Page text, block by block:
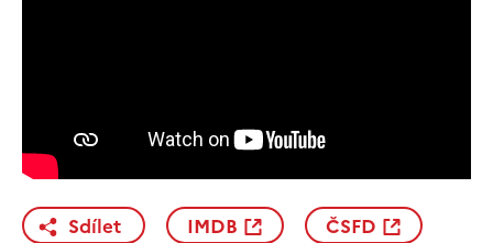
Sdílet IMDB ČSFD